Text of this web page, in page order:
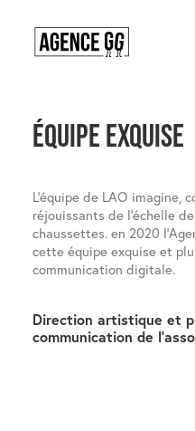
Accueil
Équipe Exquise
L’équipe de LAO imagine,
réjouissants de l’échelle
chaussettes. en 2020
cette équipe exquise et
communication digitale.
Direction artistique et
communication de